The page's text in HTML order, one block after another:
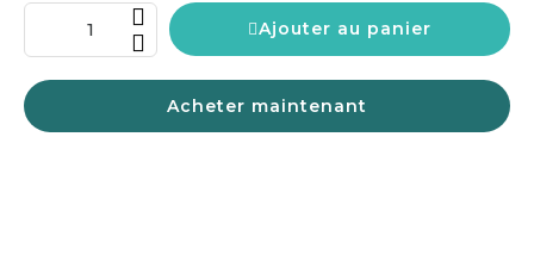
Ajouter au panier
Acheter maintenant